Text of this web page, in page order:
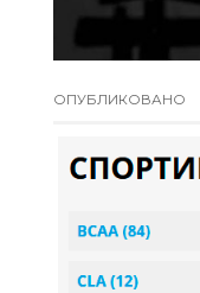
ОПУБЛИКОВАНО